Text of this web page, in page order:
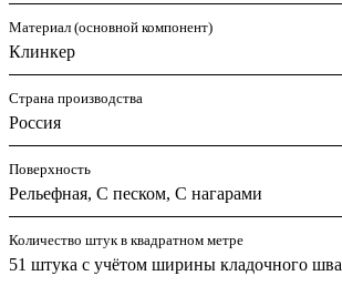
Материал (основной компонент)
Клинкер
Страна производства
Россия
Поверхность
Рельефная, С песком, С нагарами
Количество штук в квадратном метре
51 штука с учётом ширины кладочного шва